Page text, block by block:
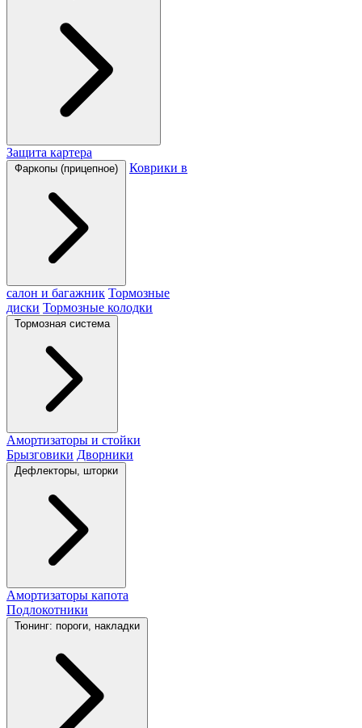
Защита картера
Фаркопы (прицепное) Коврики в
салон и багажник Тормозные
диски Тормозные колодки
Тормозная система
Амортизаторы и стойки
Брызговики Дворники
Дефлекторы, шторки
Амортизаторы капота
Подлокотники
Тюнинг: пороги, накладки